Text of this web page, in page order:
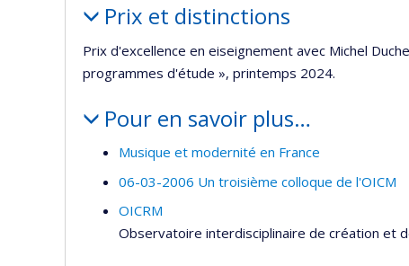
Prix et distinctions
Prix d'excellence en eiseignement avec Michel
programmes d'étude », printemps 2024.
Pour en savoir plus…
Musique et modernité en France
06-03-2006 Un troisième colloque de l'OICM
OICRM
Observatoire interdisciplinaire de création et